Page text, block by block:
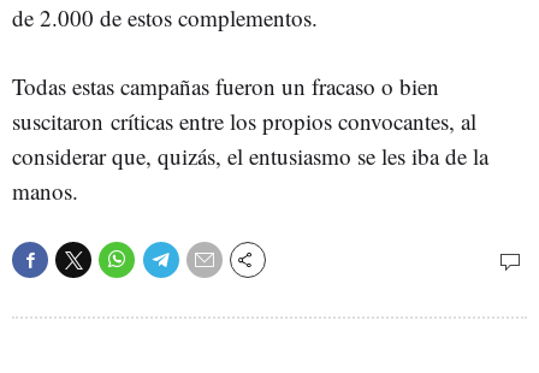
de 2.000 de estos complementos.
Todas estas campañas fueron un fracaso o bien
suscitaron críticas entre los propios convocantes, al
considerar que, quizás, el entusiasmo se les iba de la
manos.